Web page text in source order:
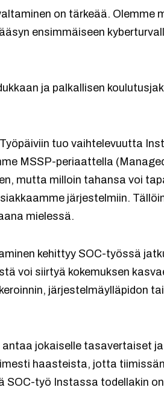
on tärkeää. Olemme
ensimmäiseen
ja palkallisen
tuo vaihtelevuutta
MSSP-periaattella
mutta milloin tahansa voi
järjestelmiin.
mielessä.
kehittyy SOC-työssä
voi siirtyä kokemuksen
järjestelmäylläpidon
jokaiselle tasavertaiset
haasteista, jotta
SOC-työ Instassa todellakin